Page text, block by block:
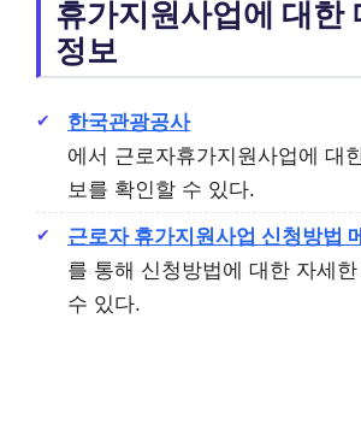
휴가지원사업에 대한
정보
한국관광공사
에서 근로자휴가지원사업에 대
보를 확인할 수 있다.
근로자 휴가지원사업 신청방법
를 통해 신청방법에 대한 자세
수 있다.